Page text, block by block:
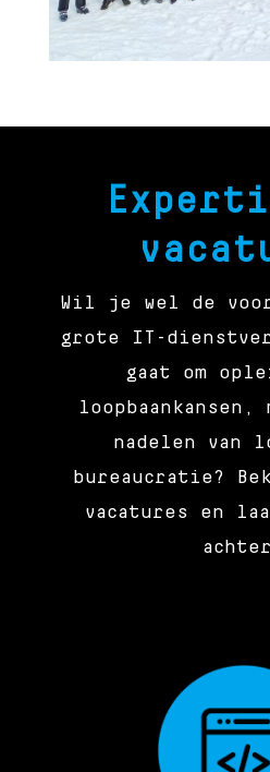
Wil je wel de
grote IT-
gaat om
nadelen van
bureaucratie?
vacatures en